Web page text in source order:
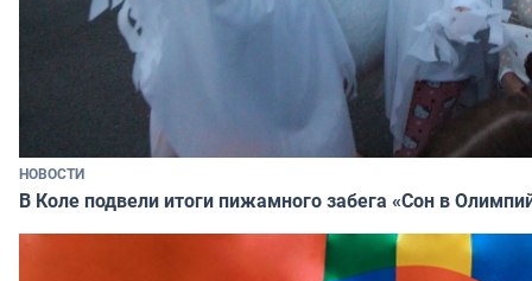
НОВОСТИ
В Коле подвели итоги пижамного забега «Сон в